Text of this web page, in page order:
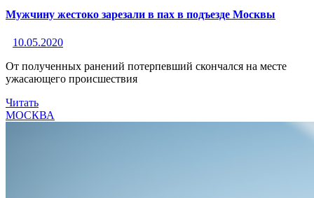
Мужчину жестоко зарезали в пах в подъезде Москвы
10.05.2020
От полученных ранений потерпевший скончался на месте
ужасающего происшествия
Читать
МОСКВА